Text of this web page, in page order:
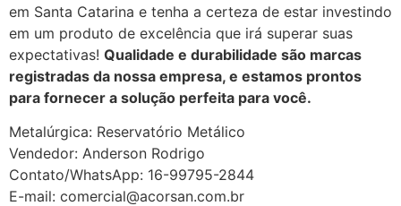
em Santa Catarina e tenha a certeza de estar investindo
em um produto de excelência que irá superar suas
expectativas! Qualidade e durabilidade são marcas
registradas da nossa empresa, e estamos prontos
para fornecer a solução perfeita para você.
Metalúrgica: Reservatório Metálico
Vendedor: Anderson Rodrigo
Contato/WhatsApp: 16-99795-2844
E-mail: comercial@acorsan.com.br